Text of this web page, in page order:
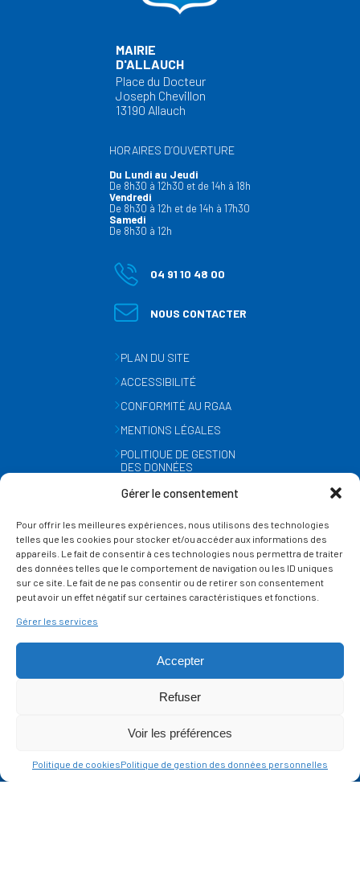
Gérer le consentement
Pour offrir les meilleures expériences, nous utilisons des technologies
telles que les cookies pour stocker et/ou accéder aux informations des
appareils. Le fait de consentir à ces technologies nous permettra de traiter
des données telles que le comportement de navigation ou les ID uniques
sur ce site. Le fait de ne pas consentir ou de retirer son consentement
peut avoir un effet négatif sur certaines caractéristiques et fonctions.
Gérer les services
Accepter
Refuser
Voir les préférences
Politique de cookiesPolitique de gestion des données personnelles
MAIRIE
D'ALLAUCH
Place du Docteur
Joseph Chevillon
13190 Allauch
HORAIRES D’OUVERTURE
Du Lundi au Jeudi
De 8h30 à 12h30 et de 14h à 18h
Vendredi
De 8h30 à 12h et de 14h à 17h30
Samedi
De 8h30 à 12h
04 91 10 48 00
NOUS CONTACTER
PLAN DU SITE
ACCESSIBILITÉ
CONFORMITÉ AU RGAA
MENTIONS LÉGALES
POLITIQUE DE GESTION
DES DONNÉES
GESTION DES COOKIES
SUIVEZ-NOUS
SUR LES RÉSEAUX
Ce site est protégé par reCAPTCHA et lapolitique de vie privée
service Google s'appliquent.